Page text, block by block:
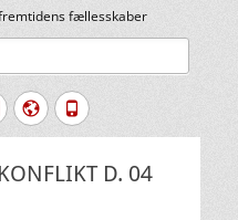
fællesskaber
Instagram
Website
Tlf.
D. 04